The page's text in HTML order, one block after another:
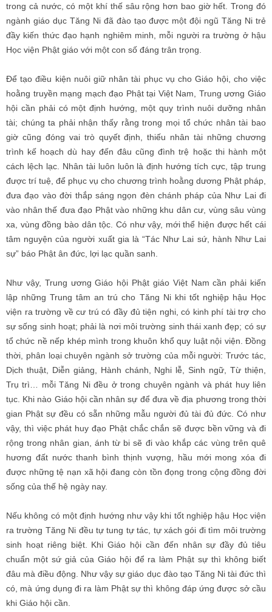
trong cả nước, có một khí thế sâu rộng hơn bao giờ hết. Trong đó
ngành giáo dục Tăng Ni đã đào tạo được một đội ngũ Tăng Ni trẻ
đầy kiến thức đạo hạnh nghiêm minh, mỗi người ra trường ở hậu
Học viện Phật giáo với một con số đáng trân trọng.
Để tạo điều kiện nuôi giữ nhân tài phục vụ cho Giáo hội, cho việc
hoằng truyền mạng mạch đạo Phật tại Việt Nam, Trung ương Giáo
hội cần phải có một định hướng, một quy trình nuôi dưỡng nhân
tài; chúng ta phải nhận thấy rằng trong mọi tổ chức nhân tài bao
giờ cũng đóng vai trò quyết định, thiếu nhân tài những chương
trình kế hoạch dù hay đến đâu cũng đình trệ hoặc thi hành một
cách lệch lạc. Nhân tài luôn luôn là định hướng tích cực, tập trung
được trí tuệ, để phục vụ cho chương trình hoằng dương Phật pháp,
đưa đạo vào đời thắp sáng ngọn đèn chánh pháp của Như Lai đi
vào nhân thế đưa đạo Phật vào những khu dân cư, vùng sâu vùng
xa, vùng đồng bào dân tộc. Có như vậy, mới thể hiện được hết cái
tâm nguyện của người xuất gia là “Tác Như Lai sứ, hành Như Lai
sự” báo Phật ân đức, lợi lạc quần sanh.
Như vậy, Trung ương Giáo hội Phật giáo Việt Nam cần phải kiến
lập những Trung tâm an trú cho Tăng Ni khi tốt nghiệp hậu Học
viện ra trường về cư trú có đầy đủ tiện nghi, có kinh phí tài trợ cho
sự sống sinh hoạt; phải là nơi môi trường sinh thái xanh đẹp; có sự
tổ chức nề nếp khép mình trong khuôn khổ quy luật nội viện. Đồng
thời, phân loại chuyên ngành sở trường của mỗi người: Trước tác,
Dịch thuật, Diễn giảng, Hành chánh, Nghi lễ, Sinh ngữ, Từ thiện,
Trụ trì… mỗi Tăng Ni đều ở trong chuyên ngành và phát huy liên
tục. Khi nào Giáo hội cần nhân sự để đưa về địa phương trong thời
gian Phật sự đều có sẵn những mẫu người đủ tài đủ đức. Có như
vậy, thì việc phát huy đạo Phật chắc chắn sẽ được bền vững và đi
rộng trong nhân gian, ánh từ bi sẽ đi vào khắp các vùng trên quê
hương đất nước thanh bình thịnh vượng, hầu mới mong xóa đi
được những tệ nạn xã hội đang còn tồn đọng trong cộng đồng đời
sống của thế hệ ngày nay.
Nếu không có một định hướng như vậy khi tốt nghiệp hậu Học viện
ra trường Tăng Ni đều tự tung tự tác, tự xách gói đi tìm môi trường
sinh hoạt riêng biệt. Khi Giáo hội cần đến nhân sự đầy đủ tiêu
chuẩn một sứ giả của Giáo hội để ra làm Phật sự thì không biết
đâu mà điều động. Như vậy sự giáo dục đào tạo Tăng Ni tài đức thì
có, mà ứng dụng đi ra làm Phật sự thì không đáp ứng được sở cầu
khi Giáo hội cần.